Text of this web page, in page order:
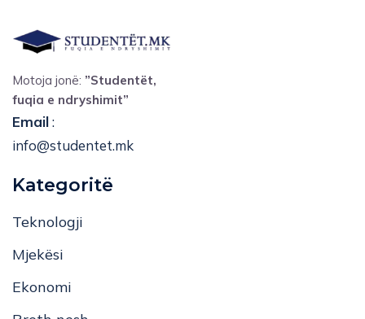
Motoja jonë: ”Studentët,
fuqia e ndryshimit”
Email:
info@studentet.mk
Kategoritë
Teknologji
Mjekësi
Ekonomi